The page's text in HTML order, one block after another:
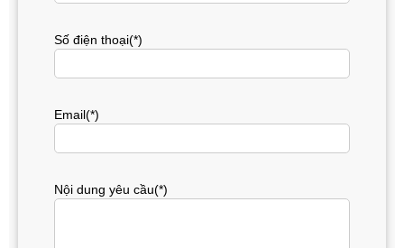
Số điện thoại(*)
Email(*)
Nội dung yêu cầu(*)